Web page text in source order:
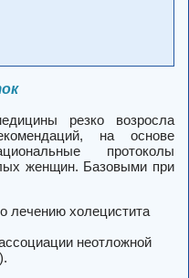
резко возросла
на основе
протоколы
женщин. Базовыми при
лечению холецистита
неотложной